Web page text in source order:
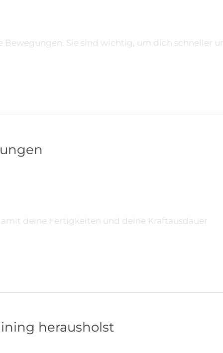
Sie sind wichtig, um dich schneller
deine Fertigkeiten und deine Kraftausdauer
herausholst